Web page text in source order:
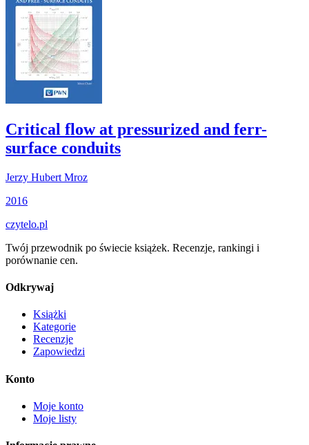
Critical flow at pressurized and ferr-
surface conduits
Jerzy Hubert Mroz
2016
czytelo.pl
Twój przewodnik po świecie książek. Recenzje, rankingi i
porównanie cen.
Odkrywaj
Książki
Kategorie
Recenzje
Zapowiedzi
Konto
Moje konto
Moje listy